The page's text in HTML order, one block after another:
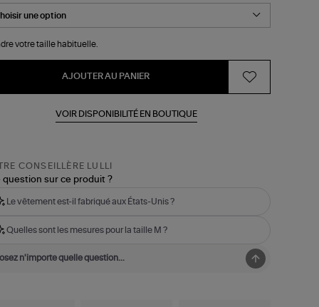
votre taille habituelle.
AJOUTER AU PANIER
VOIR DISPONIBILITÉ EN BOUTIQUE
CONSEILLÈRE LULLI
question sur ce produit ?
Le vêtement est-il fabriqué aux États-Unis ?
Quelles sont les mesures pour la taille M ?